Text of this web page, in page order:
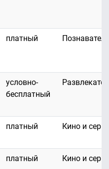
платный
условно-
бесплатный
платный Кино и
платный Кино и